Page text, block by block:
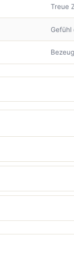
Treue
Gefühl